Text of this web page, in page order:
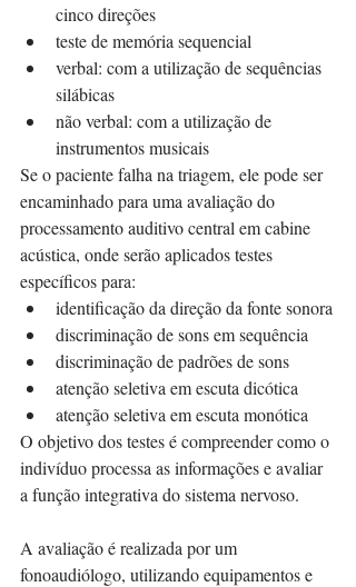
cinco direções
teste de memória sequencial
verbal: com a utilização de sequências
silábicas
não verbal: com a utilização de
instrumentos musicais
Se o paciente falha na triagem, ele pode ser
encaminhado para uma avaliação do
processamento auditivo central em cabine
acústica, onde serão aplicados testes
específicos para:
identificação da direção da fonte sonora
discriminação de sons em sequência
discriminação de padrões de sons
atenção seletiva em escuta dicótica
atenção seletiva em escuta monótica
O objetivo dos testes é compreender como o
indivíduo processa as informações e avaliar
a função integrativa do sistema nervoso.
A avaliação é realizada por um
fonoaudiólogo, utilizando equipamentos e